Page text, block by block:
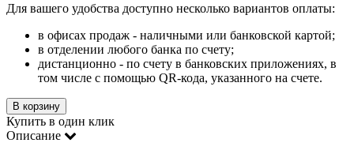
Для вашего удобства доступно несколько вариантов оплаты:
в офисах продаж - наличными или банковской картой;
в отделении любого банка по счету;
дистанционно - по счету в банковских приложениях, в
том числе с помощью QR-кода, указанного на счете.
В корзину
Купить в один клик
Описание